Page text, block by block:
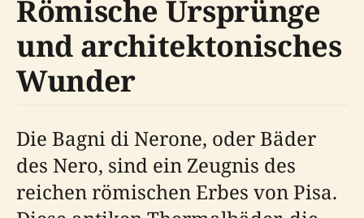
Römische Ursprünge
und architektonisches
Wunder
Die Bagni di Nerone, oder Bäder
des Nero, sind ein Zeugnis des
reichen römischen Erbes von Pisa.